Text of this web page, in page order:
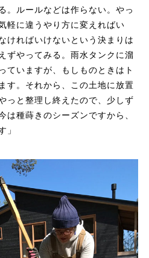
。ルールなどは作らない。やっ
軽に違うやり方に変えればい
ければいけないという決まりは
ずやってみる。雨水タンクに溜
ていますが、もしものときはト
す。それから、この土地に放置
っと整理し終えたので、少しず
は種蒔きのシーズンですから、
」